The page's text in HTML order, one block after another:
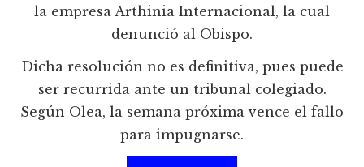
la empresa Arthinia Internacional, la cual
denunció al Obispo.
Dicha resolución no es definitiva, pues puede
ser recurrida ante un tribunal colegiado.
Según Olea, la semana próxima vence el fallo
para impugnarse.